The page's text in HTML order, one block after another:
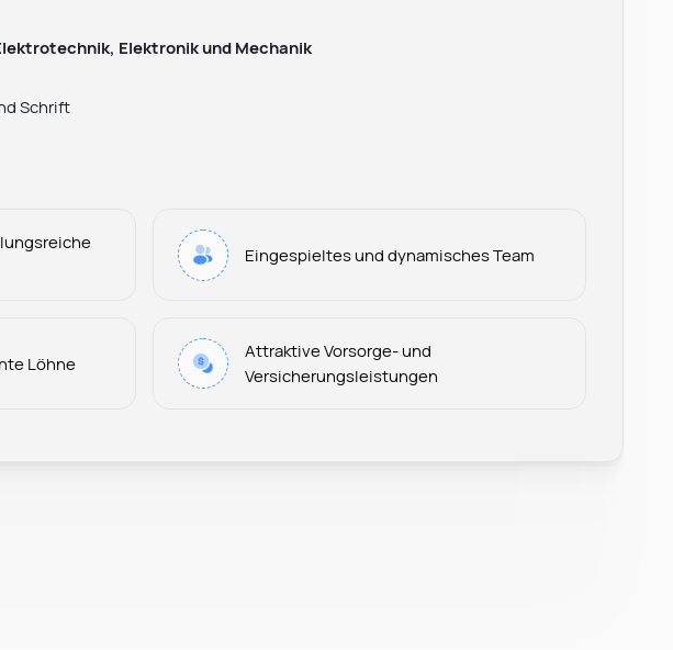
Elektronik und Mechanik
Schrift
Eingespieltes und dynamisches Team
Löhne
Attraktive Vorsorge- und
Versicherungsleistungen
Leonard Ramin
Recruiter at Rocken